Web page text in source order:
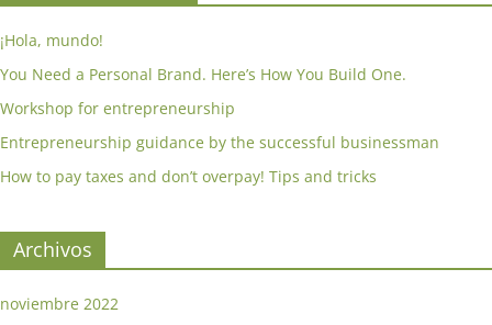
¡Hola, mundo!
You Need a Personal Brand. Here’s How You Build One.
Workshop for entrepreneurship
Entrepreneurship guidance by the successful businessman
How to pay taxes and don’t overpay! Tips and tricks
Archivos
noviembre 2022